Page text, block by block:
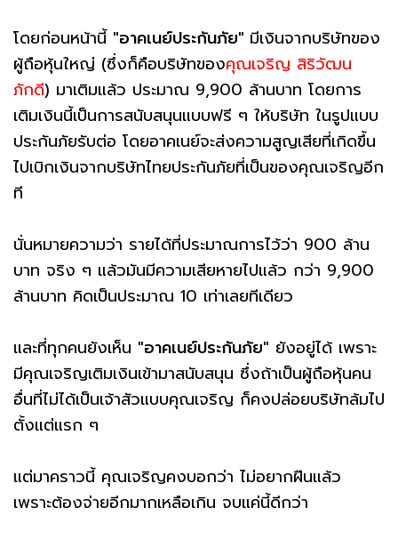
โดยก่อนหน้านี้ "อาคเนย์ประกันภัย" มีเงินจากบริษัทของ
ผู้ถือหุ้นใหญ่ (ซึ่งก็คือบริษัทของคุณเจริญ สิริวัฒน
ภักดี) มาเติมแล้ว ประมาณ 9,900 ล้านบาท โดยการ
เติมเงินนี้เป็นการสนับสนุนแบบฟรี ๆ ให้บริษัท ในรูปแบบ
ประกันภัยรับต่อ โดยอาคเนย์จะส่งความสูญเสียที่เกิดขึ้น
ไปเบิกเงินจากบริษัทไทยประกันภัยที่เป็นของคุณเจริญอีก
ที
นั่นหมายความว่า รายได้ที่ประมาณการไว้ว่า 900 ล้าน
บาท จริง ๆ แล้วมันมีความเสียหายไปแล้ว กว่า 9,900
ล้านบาท คิดเป็นประมาณ 10 เท่าเลยทีเดียว
และที่ทุกคนยังเห็น "อาคเนย์ประกันภัย" ยังอยู่ได้ เพราะ
มีคุณเจริญเติมเงินเข้ามาสนับสนุน ซึ่งถ้าเป็นผู้ถือหุ้นคน
อื่นที่ไม่ได้เป็นเจ้าสัวแบบคุณเจริญ ก็คงปล่อยบริษัทล้มไป
ตั้งแต่แรก ๆ
แต่มาคราวนี้ คุณเจริญคงบอกว่า ไม่อยากฝืนแล้ว
เพราะต้องจ่ายอีกมากเหลือเกิน จบแค่นี้ดีกว่า